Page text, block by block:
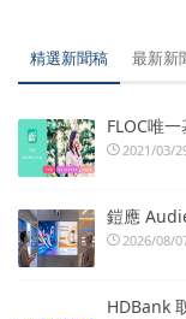
精選新聞稿 最新新
FLOC唯
2021/03/
鎧應
2026/08/
HDBank